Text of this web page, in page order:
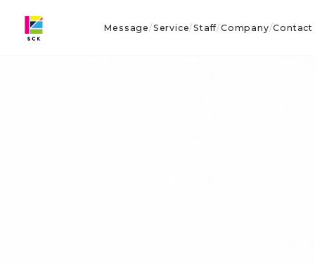
Message/Service/Staff/Company/Contact